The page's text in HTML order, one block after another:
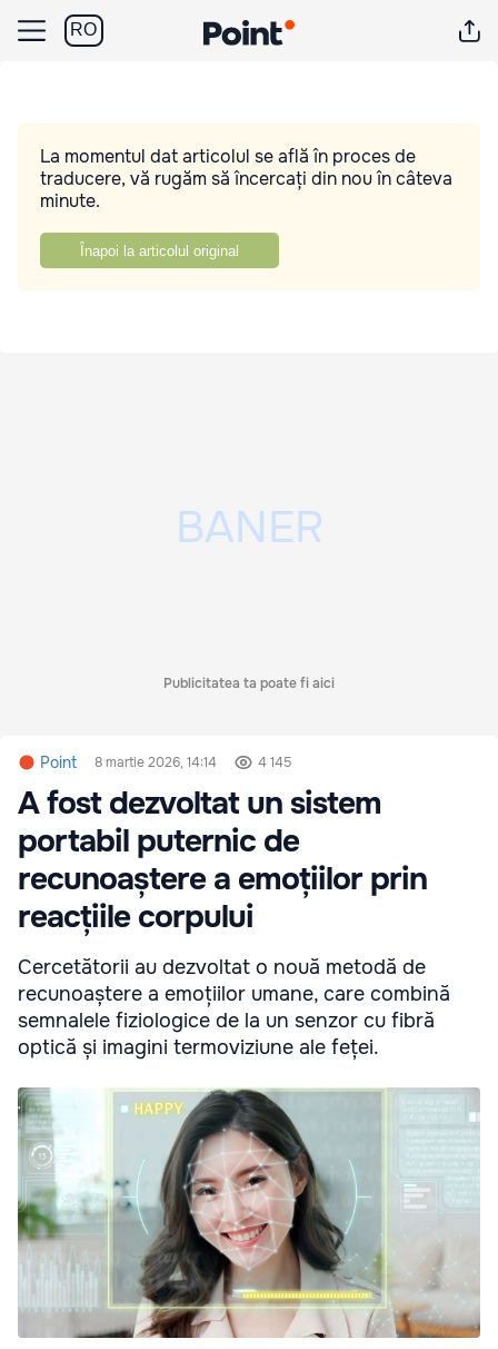
RO
La momentul dat articolul se află în proces de
traducere, vă rugăm să încercați din nou în câteva
minute.
Înapoi la articolul original
Publicitatea ta poate fi aici
Point 8 martie 2026, 14:14 4 145
A fost dezvoltat un sistem
portabil puternic de
recunoaștere a emoțiilor prin
reacțiile corpului
Cercetătorii au dezvoltat o nouă metodă de
recunoaștere a emoțiilor umane, care combină
semnalele fiziologice de la un senzor cu fibră
optică și imagini termoviziune ale feței.